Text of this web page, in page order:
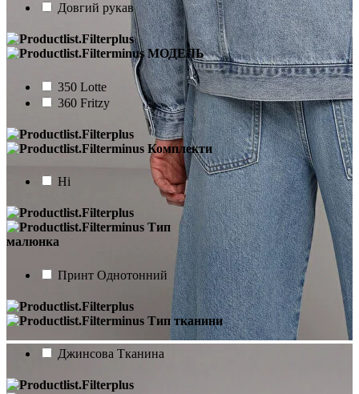
Довгий рукав
МОДЕЛЬ
350 Lotte
360 Fritzy
Комплекти
Ні
Тип
малюнка
Принт Однотонний
Тип тканини
Джинсова Тканина